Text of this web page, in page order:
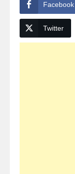
Facebook
Twitter